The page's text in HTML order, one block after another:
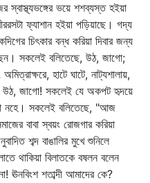
স্বাস্থ্যভঙ্গের ভয়ে শশব্যস্ত হইয়া
ফ্যাশান হইয়া পড়িয়াছে। গদ্য
চিৎকার বন্ধ করিয়া দিবার জন্য
সকলেই বলিতেছে, উঠ, জাগো;
হাটে ঘাটে, নাট্যশালায়,
উঠ, জাগো! সকলেই যে অকপট হৃদয়ে
নহে। সকলেই বলিতেছে, "আজ
বাবা স্বয়ং রোজগার করিয়া
শব্দ বাঙালির মুখে শুনিলে
থাকিয়া বিলাতকে বষলন বলেন
ঊনবিংশ শতাব্দী আমাদের কে?